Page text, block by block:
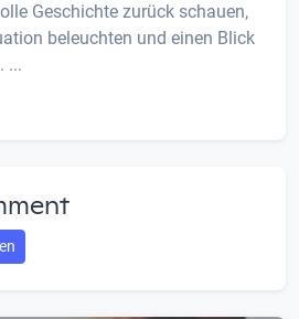
Geschichte zurück schauen,
beleuchten und einen Blick
...